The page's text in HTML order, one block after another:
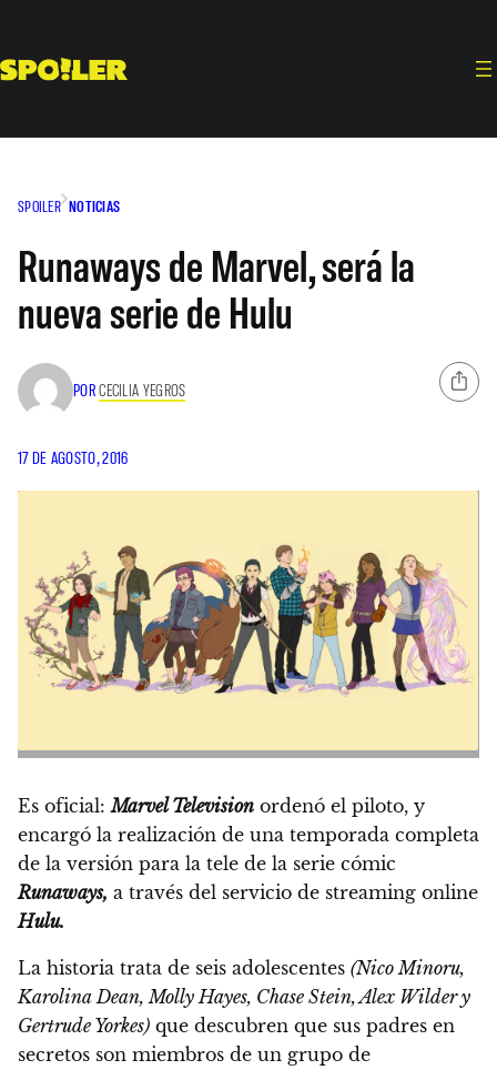
contenido
SPOILER NOTICIAS
Runaways de Marvel, será la
nueva serie de Hulu
PORCECILIA YEGROS
17 DE AGOSTO, 2016
Es oficial:MarvelTelevision ordenó el piloto, y
encargó la realización de una temporada completa
de la versión para la tele de la serie cómic
Runaways, a través del servicio de streaming online
Hulu.
La historia trata de seis adolescentes (Nico Minoru,
Karolina Dean, Molly Hayes, Chase Stein, Alex Wilder y
Gertrude Yorkes) que descubren que sus padres en
secretos son miembros de un grupo de